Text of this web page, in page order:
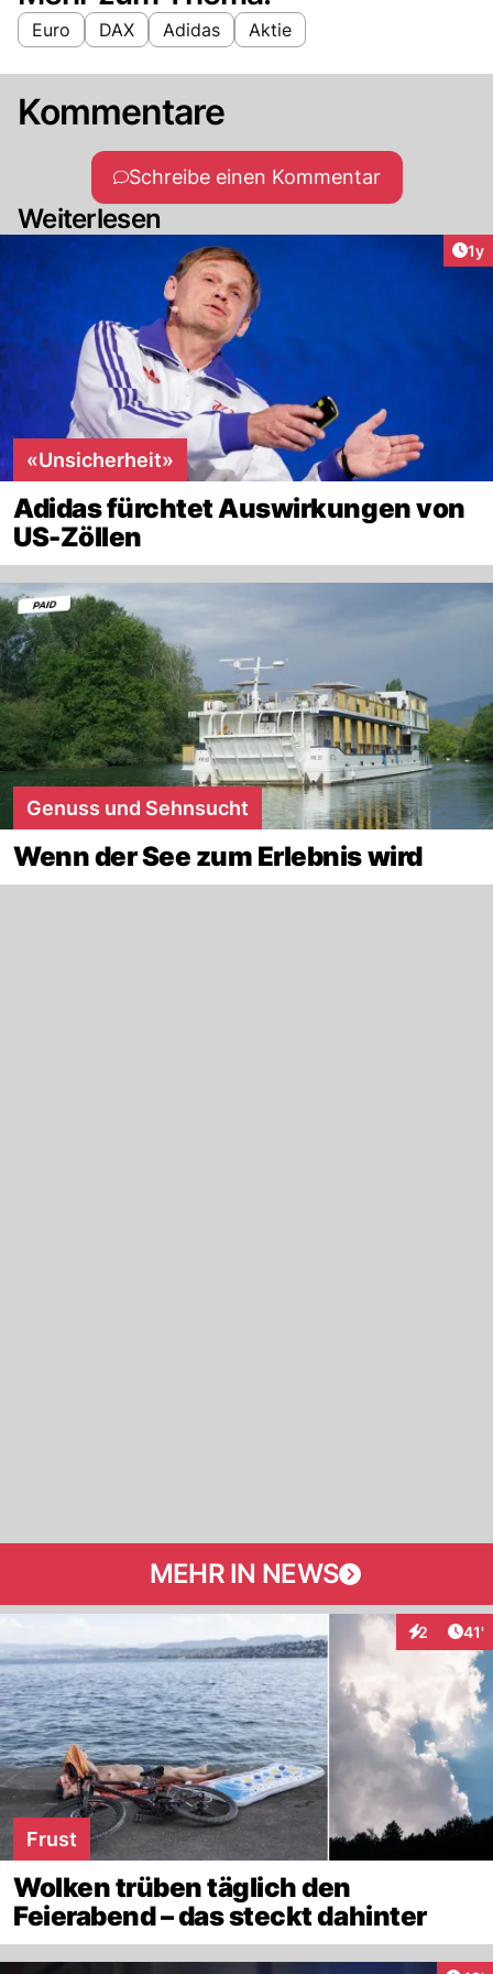
Euro DAX Adidas Aktie
Kommentare
Schreibe einen Kommentar
Weiterlesen
1y
«Unsicherheit»
Adidas fürchtet Auswirkungen von
US-Zöllen
Genuss und Sehnsucht
Wenn der See zum Erlebnis wird
MEHR IN NEWS
2 41'
Frust
Wolken trüben täglich den
Feierabend – das steckt dahinter